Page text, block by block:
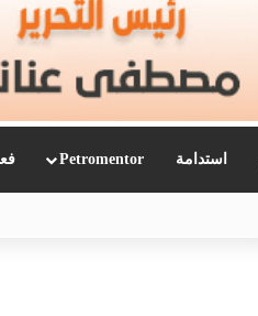
استدامة Petromentor